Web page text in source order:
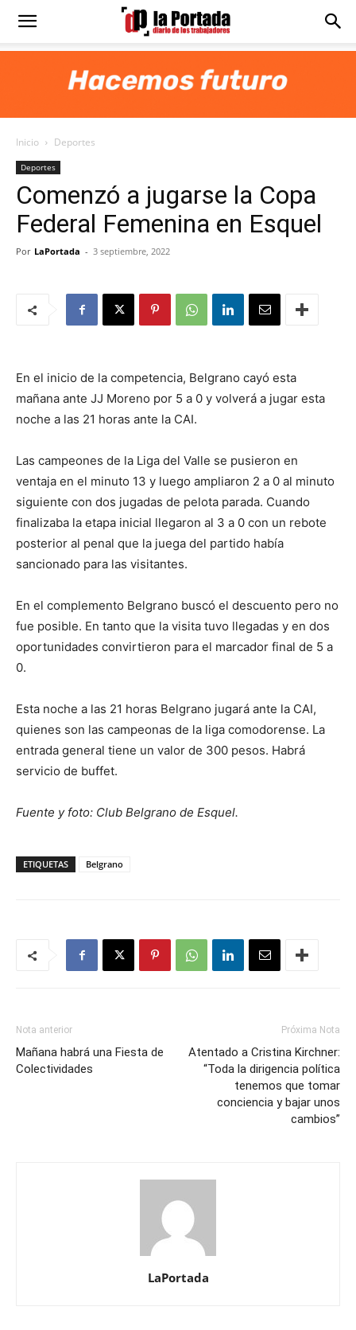
Diario
Portada
Inicio Deportes
Deportes
Comenzó a jugarse la Copa
Federal Femenina en Esquel
Por LaPortada - 3 septiembre, 2022
En el inicio de la competencia, Belgrano cayó esta
mañana ante JJ Moreno por 5 a 0 y volverá a jugar esta
noche a las 21 horas ante la CAI.
Las campeones de la Liga del Valle se pusieron en
ventaja en el minuto 13 y luego ampliaron 2 a 0 al minuto
siguiente con dos jugadas de pelota parada. Cuando
finalizaba la etapa inicial llegaron al 3 a 0 con un rebote
posterior al penal que la juega del partido había
sancionado para las visitantes.
En el complemento Belgrano buscó el descuento pero no
fue posible. En tanto que la visita tuvo llegadas y en dos
oportunidades convirtieron para el marcador final de 5 a
0.
Esta noche a las 21 horas Belgrano jugará ante la CAI,
quienes son las campeonas de la liga comodorense. La
entrada general tiene un valor de 300 pesos. Habrá
servicio de buffet.
Fuente y foto: Club Belgrano de Esquel.
ETIQUETAS Belgrano
Nota anterior
Mañana habrá una Fiesta de
Colectividades
Próxima Nota
Atentado a Cristina Kirchner:
“Toda la dirigencia política
tenemos que tomar
conciencia y bajar unos
cambios”
LaPortada